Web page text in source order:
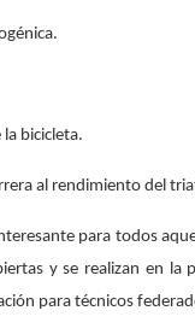
bicicleta.
al rendimiento del
para todos
y se realizan en la
para técnicos